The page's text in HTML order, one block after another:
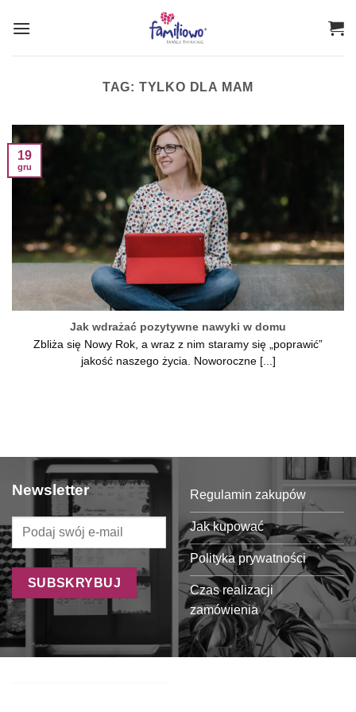
TAG: TYLKO DLA MAM
Jak wdrażać pozytywne nawyki w domu
Zbliża się Nowy Rok, a wraz z nim staramy się „poprawić”
jakość naszego życia. Noworoczne [...]
19
gru
Newsletter Regulamin zakupów
Jak kupować
Polityka prywatności
Czas realizacji
zamówienia